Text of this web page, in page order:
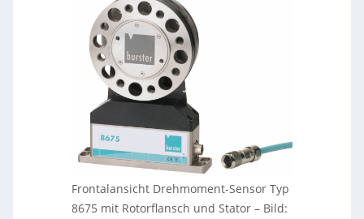
Frontalansicht Drehmoment-Sensor Typ
8675 mit Rotorflansch und Stator – Bild: